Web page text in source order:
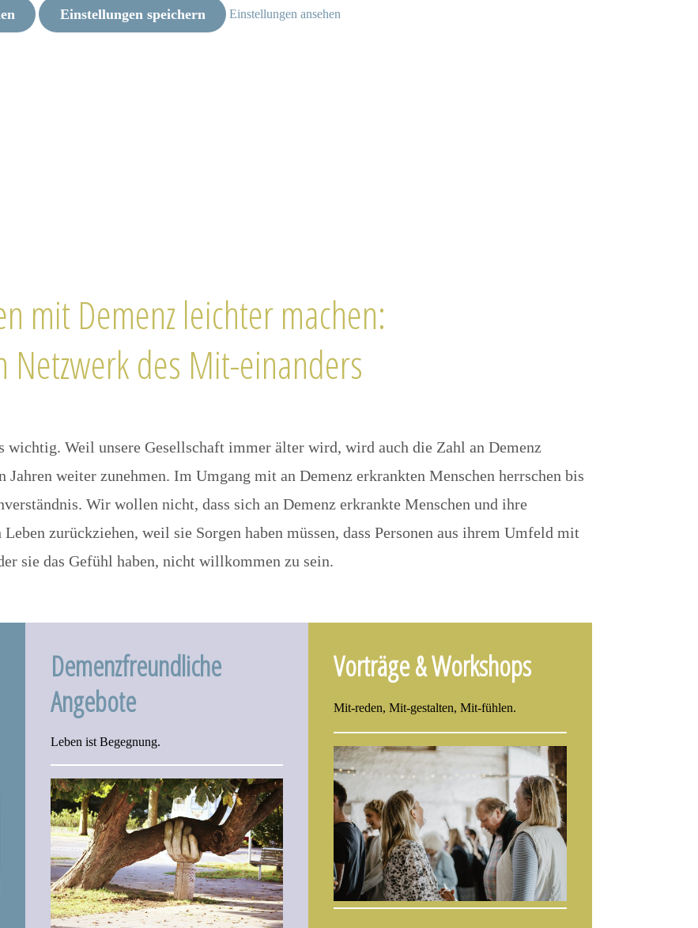
Einstellungen speichern Einstellungen ansehen
mit Demenz leichter machen:
Netzwerk des Mit-einanders
wichtig. Weil unsere Gesellschaft immer älter wird, wird auch die Zahl an Demenz
Jahren weiter zunehmen. Im Umgang mit an Demenz erkrankten Menschen herrschen bis
Wir wollen nicht, dass sich an Demenz erkrankte Menschen und ihre
zurückziehen, weil sie Sorgen haben müssen, dass Personen aus ihrem Umfeld mit
sie das Gefühl haben, nicht willkommen zu sein.
Demenzfreundliche
Angebote
Leben ist Begegnung.
Vorträge & Workshops
Mit-reden, Mit-gestalten, Mit-fühlen.